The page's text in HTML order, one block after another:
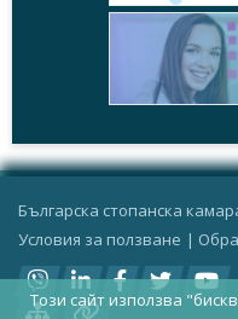
Българска стопанска
Условия за ползване |
Този сайт използва